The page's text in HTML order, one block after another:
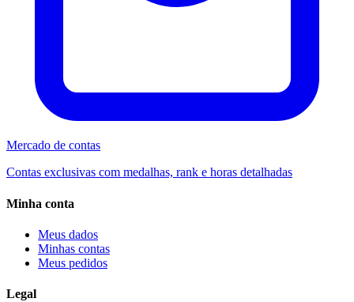
Mercado de contas
Contas exclusivas com medalhas, rank e horas detalhadas
Minha conta
Meus dados
Minhas contas
Meus pedidos
Legal